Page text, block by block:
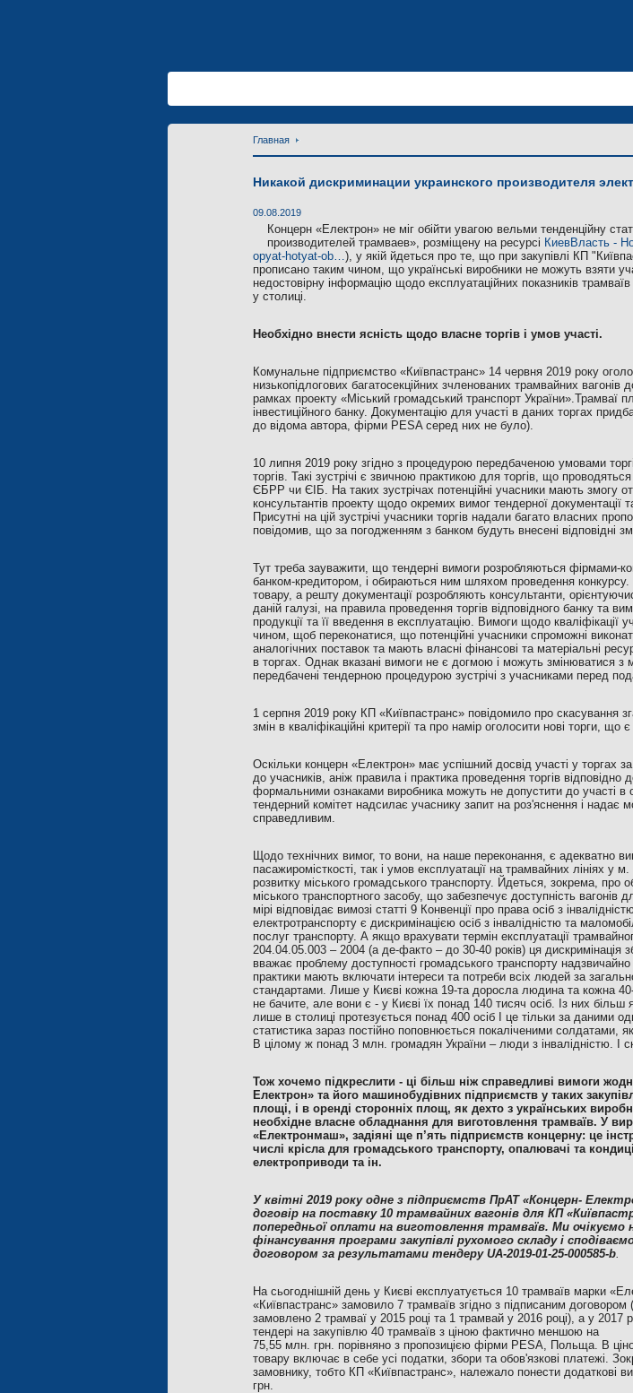
Главная
Никакой дискриминации украинского производителя
09.08.2019
Концерн «Електрон» не міг обійти увагою вельми тенденційну
производителей трамваев», розміщену на ресурсі КиевВласть -
opyat-hotyat-ob…), у якій йдеться про те, що при закупівлі КП
прописано таким чином, що українські виробники не можуть взяти
недостовірну інформацію щодо експлуатаційних показників
у столиці.
Необхідно внести ясність щодо власне торгів і умов участі.
Комунальне підприємство «Київпастранс» 14 червня 2019 року
низькопідлогових багатосекційних зчленованих трамвайних
рамках проекту «Міський громадський транспорт України».Трамваї
інвестиційного банку. Документацію для участі в даних торгах
до відома автора, фірми PESA серед них не було).
10 липня 2019 року згідно з процедурою передбаченою умовами
торгів. Такі зустрічі є звичною практикою для торгів, що
ЄБРР чи ЄІБ. На таких зустрічах потенційні учасники мають змогу
консультантів проекту щодо окремих вимог тендерної документації
Присутні на цій зустрічі учасники торгів надали багато власних
повідомив, що за погодженням з банком будуть внесені відповідні
Тут треба зауважити, що тендерні вимоги розробляються фірмами-
банком-кредитором, і обираються ним шляхом проведення конкурсу.
товару, а решту документації розробляють консультанти,
даній галузі, на правила проведення торгів відповідного банку та
продукції та її введення в експлуатацію. Вимоги щодо кваліфікації
чином, щоб переконатися, що потенційні учасники спроможні
аналогічних поставок та мають власні фінансові та матеріальні
в торгах. Однак вказані вимоги не є догмою і можуть змінюватися з
передбачені тендерною процедурою зустрічі з учасниками перед
1 серпня 2019 року КП «Київпастранс» повідомило про скасування
змін в кваліфікаційні критерії та про намір оголосити нові торги,
Оскільки концерн «Електрон» має успішний досвід участі у
до учасників, аніж правила і практика проведення торгів відповідно
формальними ознаками виробника можуть не допустити до участі в
тендерний комітет надсилає учаснику запит на роз'яснення і надає
справедливим.
Щодо технічних вимог, то вони, на наше переконання, є адекватно
пасажиромісткості, так і умов експлуатації на трамвайних лініях у
розвитку міського громадського транспорту. Йдеться, зокрема, про
міського транспортного засобу, що забезпечує доступність вагонів
мірі відповідає вимозі статті 9 Конвенції про права осіб з
електротранспорту є дискримінацією осіб з інвалідністю та
послуг транспорту. А якщо врахувати термін експлуатації
204.04.05.003 – 2004 (а де-факто – до 30-40 років) ця дискримінація
вважає проблему доступності громадського транспорту
практики мають включати інтереси та потреби всіх людей за
стандартами. Лише у Києві кожна 19-та доросла людина та кожна 40-
не бачите, але вони є - у Києві їх понад 140 тисяч осіб. Із них
лише в столиці протезується понад 400 осіб І це тільки за даними
статистика зараз постійно поповнюється покаліченими солдатами,
В цілому ж понад 3 млн. громадян України – люди з інвалідністю. І
Тож хочемо підкреслити - ці більш ніж справедливі вимоги
Електрон» та його машинобудівних підприємств у таких
площі, і в оренді сторонніх площ, як дехто з українських
необхідне власне обладнання для виготовлення трамваїв. У
«Електронмаш», задіяні ще п’ять підприємств концерну: це
числі крісла для громадського транспорту, опалювачі та
електроприводи та ін.
У квітні 2019 року одне з підприємств ПрАТ «Концерн-
договір на поставку 10 трамвайних вагонів для КП
попередньої оплати на виготовлення трамваїв. Ми
фінансування програми закупівлі рухомого складу і
договором за результатами тендеру UA-2019-01-25-000585-b.
На сьогоднішній день у Києві експлуатується 10 трамваїв марки
«Київпастранс» замовило 7 трамваїв згідно з підписаним
замовлено 2 трамваї у 2015 році та 1 трамвай у 2016 році), а у
тендері на закупівлю 40 трамваїв з ціною фактично меншою на
75,55 млн. грн. порівняно з пропозицією фірми PESA, Польща. В
товару включає в себе усі податки, збори та обов'язкові платежі.
замовнику, тобто КП «Київпастранс», належало понести додаткові
грн.